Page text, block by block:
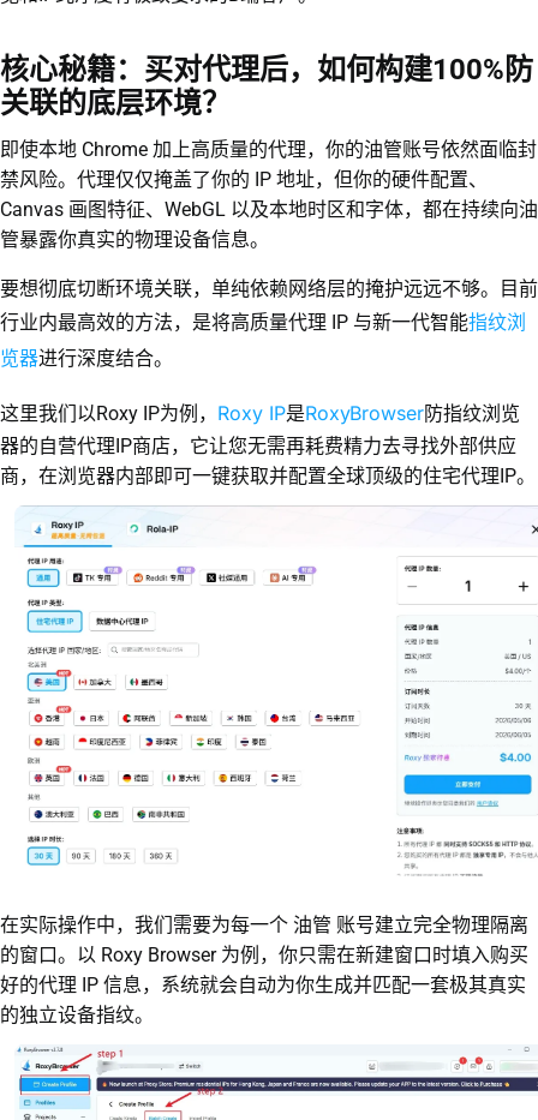
核心秘籍：买对代理后，如何构建100%防
关联的底层环境？
即使本地 Chrome 加上高质量的代理，你的油管账号依然面临封
禁风险。代理仅仅掩盖了你的 IP 地址，但你的硬件配置、
Canvas 画图特征、WebGL 以及本地时区和字体，都在持续向油
管暴露你真实的物理设备信息。
要想彻底切断环境关联，单纯依赖网络层的掩护远远不够。目前
行业内最高效的方法，是将高质量代理 IP 与新一代智能指纹浏
览器进行深度结合。
这里我们以Roxy IP为例， Roxy IP是RoxyBrowser防指纹浏览
器的自营代理IP商店，它让您无需再耗费精力去寻找外部供应
商，在浏览器内部即可一键获取并配置全球顶级的住宅代理IP。
在实际操作中，我们需要为每一个 油管 账号建立完全物理隔离
的窗口。以 Roxy Browser 为例，你只需在新建窗口时填入购买
好的代理 IP 信息，系统就会自动为你生成并匹配一套极其真实
的独立设备指纹。